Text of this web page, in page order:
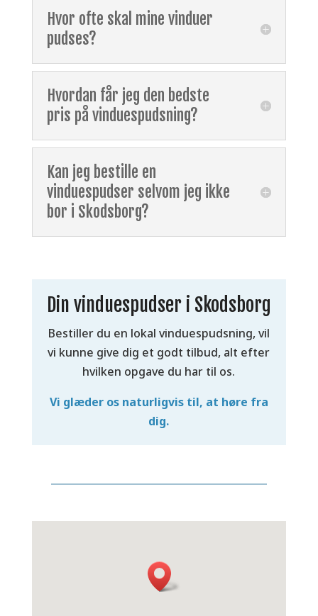
Hvor ofte skal mine vinduer
pudses?
Hvordan får jeg den bedste
pris på vinduespudsning?
Kan jeg bestille en
vinduespudser selvom jeg ikke
bor i Skodsborg?
Din vinduespudser i Skodsborg
Bestiller du en lokal vinduespudsning, vil
vi kunne give dig et godt tilbud, alt efter
hvilken opgave du har til os.
Vi glæder os naturligvis til, at høre fra
dig.